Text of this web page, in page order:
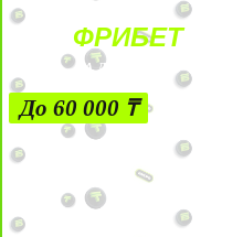
ФРИБЕТ
ЗА ДЕПОЗИТЫ
До 60 000 ₸